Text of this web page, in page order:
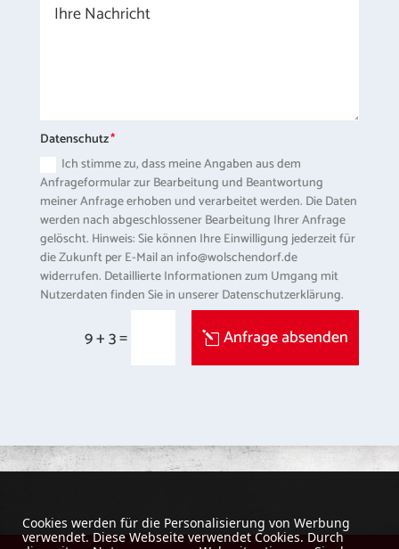
Datenschutz
Ich stimme zu, dass meine Angaben aus dem
Anfrageformular zur Bearbeitung und Beantwortung
meiner Anfrage erhoben und verarbeitet werden. Die Daten
werden nach abgeschlossener Bearbeitung Ihrer Anfrage
gelöscht. Hinweis: Sie können Ihre Einwilligung jederzeit für
die Zukunft per E-Mail an info@wolschendorf.de
widerrufen. Detaillierte Informationen zum Umgang mit
Nutzerdaten finden Sie in unserer Datenschutzerklärung.
9 + 3= Anfrage absenden
Cookies werden für die Personalisierung von Werbung
verwendet. Diese Webseite verwendet Cookies. Durch